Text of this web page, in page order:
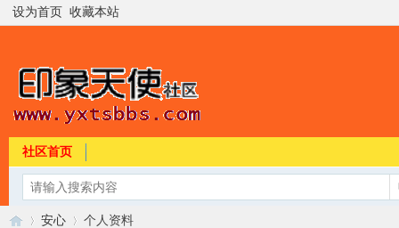
设为首页 收藏本站
社区首页
安心 个人资料